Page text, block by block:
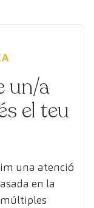
un/a
el teu
una atenció
en la